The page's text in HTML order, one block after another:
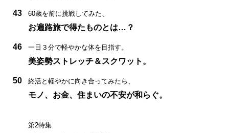
43 60歳を前に挑戦してみた、
お遍路旅で得たものとは…？
46 一日３分で軽やかな体を目指す。
美姿勢ストレッチ＆スクワット。
50 終活と軽やかに向き合ってみたら、
モノ、お金、住まいの不安が和らぐ。
第2特集